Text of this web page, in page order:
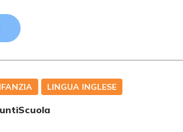
LINGUA INGLESE